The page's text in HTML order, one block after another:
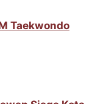
Taekwondo